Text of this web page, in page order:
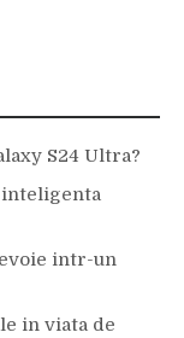
S24 Ultra?
inteligenta
intr-un
in viata de